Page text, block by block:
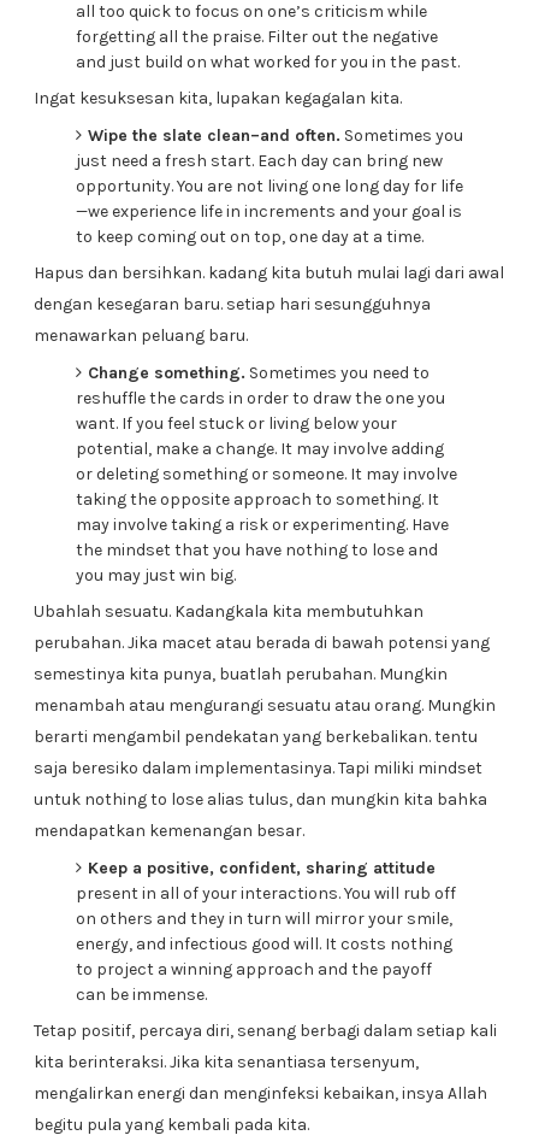
all too quick to focus on one’s criticism while
forgetting all the praise. Filter out the negative
and just build on what worked for you in the past.
Ingat kesuksesan kita, lupakan kegagalan kita.
Wipe the slate clean–and often. Sometimes you
just need a fresh start. Each day can bring new
opportunity. You are not living one long day for life
—we experience life in increments and your goal is
to keep coming out on top, one day at a time.
Hapus dan bersihkan. kadang kita butuh mulai lagi dari awal
dengan kesegaran baru. setiap hari sesungguhnya
menawarkan peluang baru.
Change something. Sometimes you need to
reshuffle the cards in order to draw the one you
want. If you feel stuck or living below your
potential, make a change. It may involve adding
or deleting something or someone. It may involve
taking the opposite approach to something. It
may involve taking a risk or experimenting. Have
the mindset that you have nothing to lose and
you may just win big.
Ubahlah sesuatu. Kadangkala kita membutuhkan
perubahan. Jika macet atau berada di bawah potensi yang
semestinya kita punya, buatlah perubahan. Mungkin
menambah atau mengurangi sesuatu atau orang. Mungkin
berarti mengambil pendekatan yang berkebalikan. tentu
saja beresiko dalam implementasinya. Tapi miliki mindset
untuk nothing to lose alias tulus, dan mungkin kita bahka
mendapatkan kemenangan besar.
Keep a positive, confident, sharing attitude
present in all of your interactions. You will rub off
on others and they in turn will mirror your smile,
energy, and infectious good will. It costs nothing
to project a winning approach and the payoff
can be immense.
Tetap positif, percaya diri, senang berbagi dalam setiap kali
kita berinteraksi. Jika kita senantiasa tersenyum,
mengalirkan energi dan menginfeksi kebaikan, insya Allah
begitu pula yang kembali pada kita.